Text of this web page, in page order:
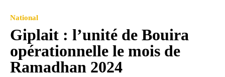
National
Giplait : l’unité de Bouira
opérationnelle le mois de
Ramadhan 2024